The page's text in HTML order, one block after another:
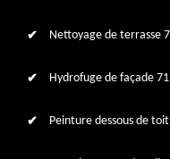
Nettoyage de terrasse
Hydrofuge de façade 71
Peinture dessous de